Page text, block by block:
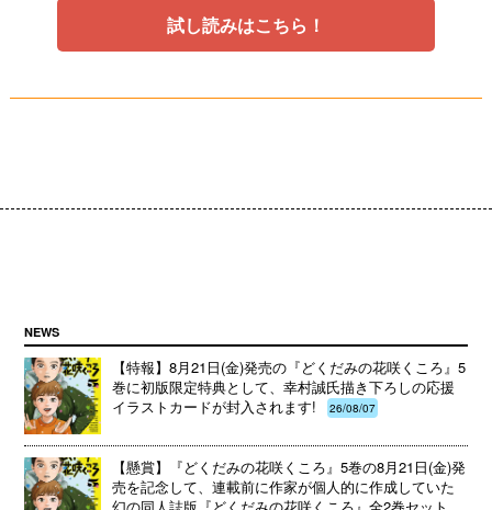
試し読みはこちら！
NEWS
【特報】8月21日(金)発売の『どくだみの花咲くころ』5
巻に初版限定特典として、幸村誠氏描き下ろしの応援
イラストカードが封入されます!
26/08/07
【懸賞】『どくだみの花咲くころ』5巻の8月21日(金)発
売を記念して、連載前に作家が個人的に作成していた